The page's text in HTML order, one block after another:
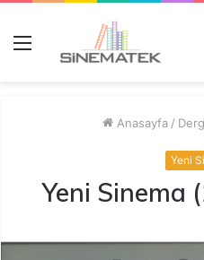
Menü
Anasayfa /
Yeni
Yeni Sinema